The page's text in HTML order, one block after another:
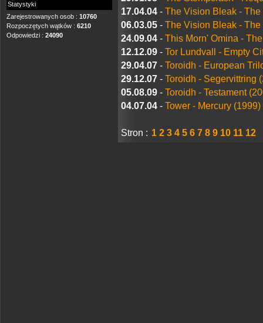
Statystyki
Zarejestrowanych osob : 10760
Rozpoczętych wątków : 6210
Odpowiedzi : 24090
17.04.04 - The Vision Bleak -
06.03.05 - The Vision Bleak -
24.09.04 - This Morn' Omina -
12.12.09 - Tor Lundvall - Empty
29.04.07 - Toroidh - European
29.12.07 - Toroidh - Segervittring
05.08.09 - Toroidh - Testament
04.07.04 - Tower - Mercury (1999)
Stron : 1 2 3 4 5 6 7 8 9 10 11 12